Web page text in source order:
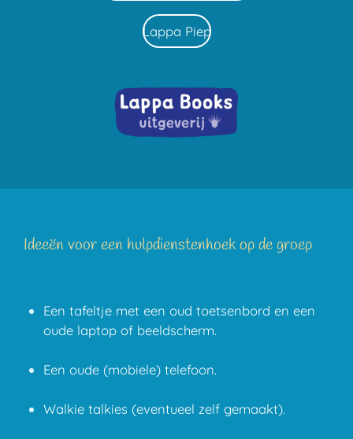
Lappa Piep
Ideeën voor een hulpdienstenhoek op de groep
Een tafeltje met een oud toetsenbord en een
oude laptop of beeldscherm.
Een oude (mobiele) telefoon.
Walkie talkies (eventueel zelf gemaakt).